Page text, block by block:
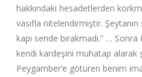
hakkındaki hesadetlerden
vasıfla nitelendirmiştir.
kapı sende bırakmadı.” …
kendi kardeşini muhatap alarak
Peygamber’e götüren benim